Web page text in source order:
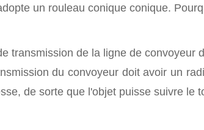
un rouleau conique conique.
transmission de la ligne de
du convoyeur doit avoir un
de sorte que l'objet puisse suivre le